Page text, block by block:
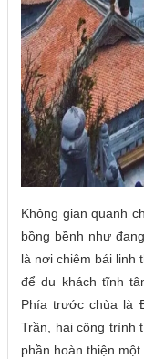
Không gian quanh
bồng bềnh như
là nơi chiêm bái linh
để du khách tĩnh
Phía trước chùa là
Trần, hai công trình
phần hoàn thiện